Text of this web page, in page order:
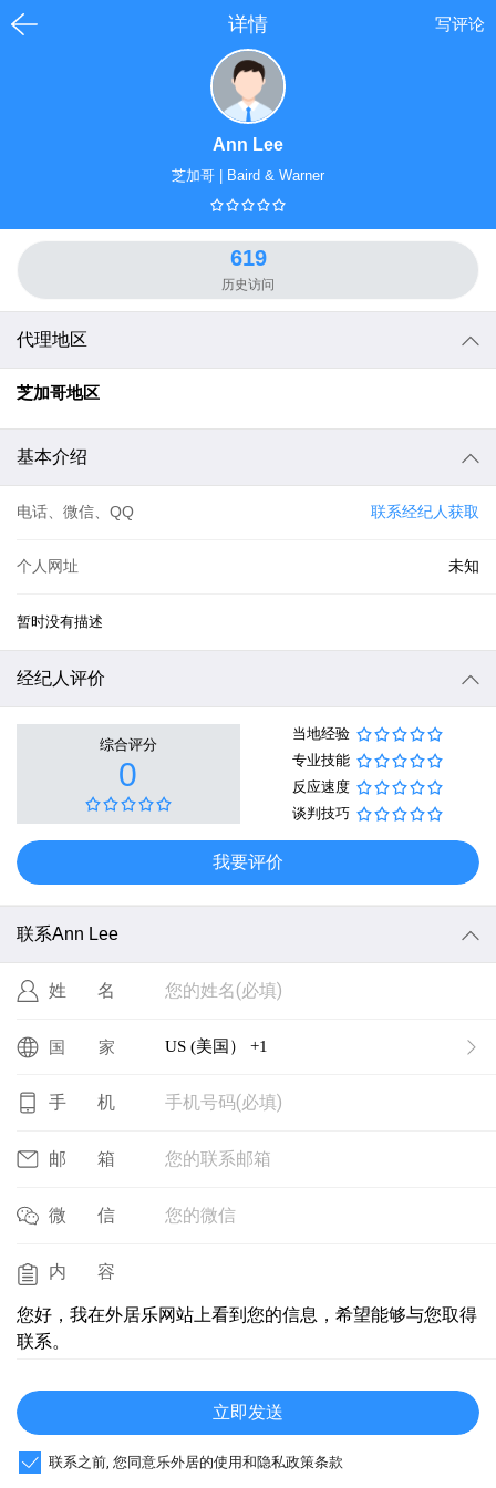
Ann Lee
芝加哥 Baird & Warner
619
历史访问
代理地区
芝加哥地区
基本介绍
电话、微信、QQ 联系经纪人获取
个人网址 未知
暂时没有描述
经纪人评价
综合评分
0
当地经验
专业技能
反应速度
谈判技巧
我要评价
联系Ann Lee
姓名 您的姓名(必填)
国家 US (美国） +1
手机 手机号码(必填)
邮箱 您的联系邮箱
微信 您的微信
内容
您好，我在外居乐网站上看到您的信息，希望能够与您取得
联系。
立即发送
联系之前, 您同意乐外居的使用和隐私政策条款
详情 写评论